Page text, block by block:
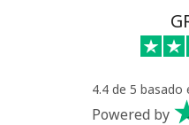
4.4 de 5 basado
Powered by